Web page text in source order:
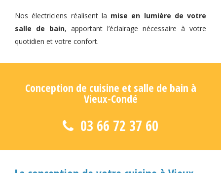
Nos électriciens réalisent la mise en lumière de votre
salle de bain, apportant l’éclairage nécessaire à votre
quotidien et votre confort.
Conception de cuisine et salle de bain à
Vieux-Condé
03 66 72 37 60